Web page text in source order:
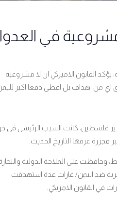
مشروعية في
القانون الاميركي ان لا مشروعية
اي من اهداف بل اعطى دفعا اكبر
تحرير فلسطين، كانت السبب الرئيسي
مجزرة عرفها التاريخ الحديث.
على الملاحة الدولية
ضد اليمن/ غارات عدة استهدفت
في القانون الامريكي.